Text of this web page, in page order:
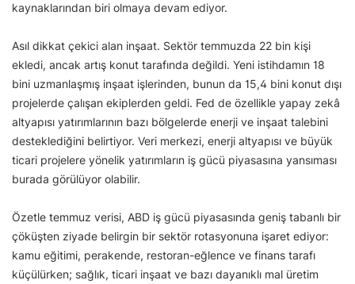
kaynaklarından biri olmaya devam ediyor.
Asıl dikkat çekici alan inşaat. Sektör temmuzda 22 bin kişi
ekledi, ancak artış konut tarafında değildi. Yeni istihdamın 18
bini uzmanlaşmış inşaat işlerinden, bunun da 15,4 bini konut dışı
projelerde çalışan ekiplerden geldi. Fed de özellikle yapay zekâ
altyapısı yatırımlarının bazı bölgelerde enerji ve inşaat talebini
desteklediğini belirtiyor. Veri merkezi, enerji altyapısı ve büyük
ticari projelere yönelik yatırımların iş gücü piyasasına yansıması
burada görülüyor olabilir.
Özetle temmuz verisi, ABD iş gücü piyasasında geniş tabanlı bir
çöküşten ziyade belirgin bir sektör rotasyonuna işaret ediyor:
kamu eğitimi, perakende, restoran-eğlence ve finans tarafı
küçülürken; sağlık, ticari inşaat ve bazı dayanıklı mal üretim